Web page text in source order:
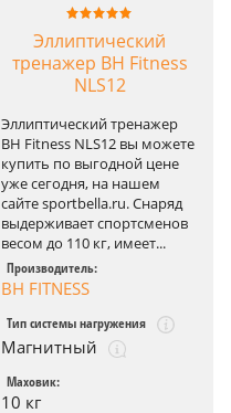
Эллиптический
тренажер BH Fitness
NLS12
Эллиптический тренажер
BH Fitness NLS12 вы можете
купить по выгодной цене
уже сегодня, на нашем
сайте sportbella.ru. Снаряд
выдерживает спортсменов
весом до 110 кг, имеет...
Производитель:
BH FITNESS
Тип системы нагружения
Магнитный
Маховик:
10 кг